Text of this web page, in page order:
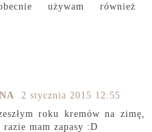
używam również
2 stycznia 2015 12:55
roku kremów na zimę,
mam zapasy :D